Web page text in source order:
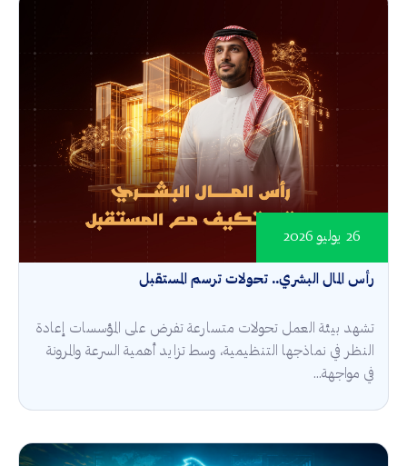
رأس المال البشري.. تحولات ترسم المستقبل
26 يوليو 2026
تشهد بيئة العمل تحولات متسارعة تفرض على المؤسسات إعادة
النظر في نماذجها التنظيمية، وسط تزايد أهمية السرعة والمرونة
في مواجهة...